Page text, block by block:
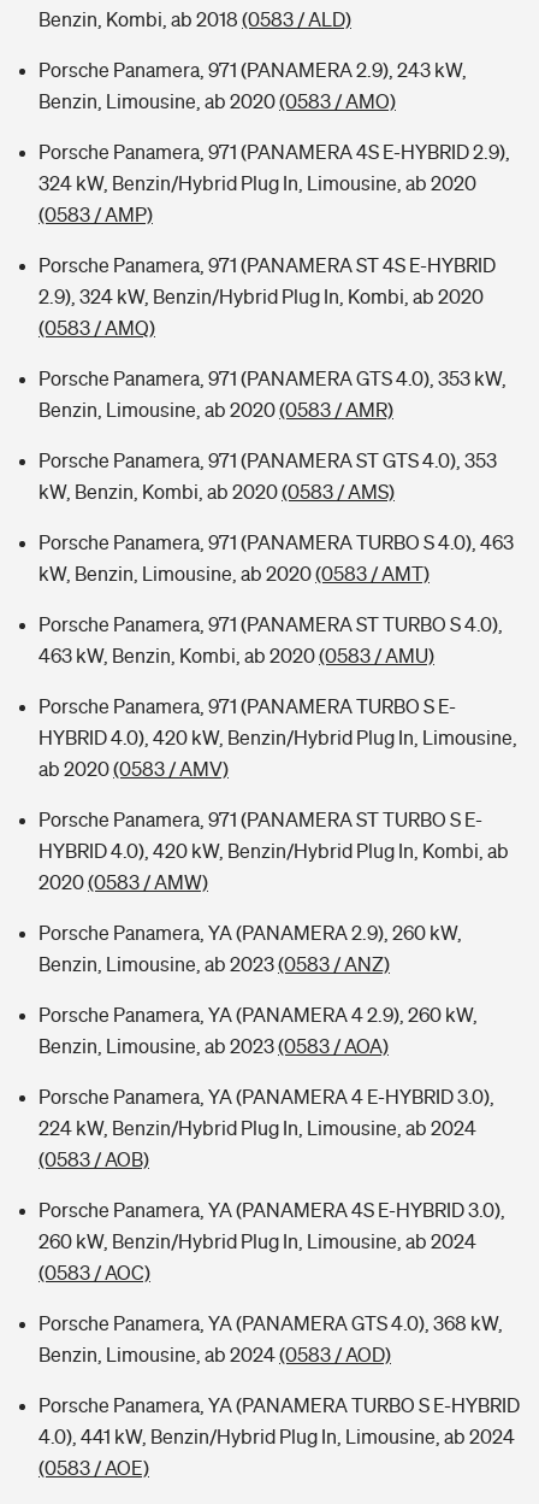
Benzin, Kombi, ab 2018 (0583 / ALD)
Porsche Panamera, 971 (PANAMERA 2.9), 243 kW,
Benzin, Limousine, ab 2020(0583 / AMO)
Porsche Panamera, 971 (PANAMERA 4S E-HYBRID 2.9),
324 kW, Benzin/Hybrid Plug In, Limousine, ab 2020
(0583 / AMP)
Porsche Panamera, 971 (PANAMERA ST 4S E-HYBRID
2.9), 324 kW, Benzin/Hybrid Plug In, Kombi, ab 2020
(0583 / AMQ)
Porsche Panamera, 971 (PANAMERA GTS 4.0), 353 kW,
Benzin, Limousine, ab 2020(0583 / AMR)
Porsche Panamera, 971 (PANAMERA ST GTS 4.0), 353
kW, Benzin, Kombi, ab 2020(0583 / AMS)
Porsche Panamera, 971 (PANAMERA TURBO S 4.0), 463
kW, Benzin, Limousine, ab 2020(0583 / AMT)
Porsche Panamera, 971 (PANAMERA ST TURBO S 4.0),
463 kW, Benzin, Kombi, ab 2020(0583 / AMU)
Porsche Panamera, 971 (PANAMERA TURBO S E-
HYBRID 4.0), 420 kW, Benzin/Hybrid Plug In, Limousine,
ab 2020(0583 / AMV)
Porsche Panamera, 971 (PANAMERA ST TURBO S E-
HYBRID 4.0), 420 kW, Benzin/Hybrid Plug In, Kombi, ab
2020(0583 / AMW)
Porsche Panamera, YA (PANAMERA 2.9), 260 kW,
Benzin, Limousine, ab 2023(0583 / ANZ)
Porsche Panamera, YA (PANAMERA 4 2.9), 260 kW,
Benzin, Limousine, ab 2023(0583 / AOA)
Porsche Panamera, YA (PANAMERA 4 E-HYBRID 3.0),
224 kW, Benzin/Hybrid Plug In, Limousine, ab 2024
(0583 / AOB)
Porsche Panamera, YA (PANAMERA 4S E-HYBRID 3.0),
260 kW, Benzin/Hybrid Plug In, Limousine, ab 2024
(0583 / AOC)
Porsche Panamera, YA (PANAMERA GTS 4.0), 368 kW,
Benzin, Limousine, ab 2024(0583 / AOD)
Porsche Panamera, YA (PANAMERA TURBO S E-HYBRID
4.0), 441 kW, Benzin/Hybrid Plug In, Limousine, ab 2024
(0583 / AOE)